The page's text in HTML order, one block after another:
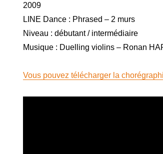
2009
LINE Dance : Phrased – 2 murs
Niveau : débutant / intermédiaire
Musique : Duelling violins – Ronan
Vous pouvez télécharger la